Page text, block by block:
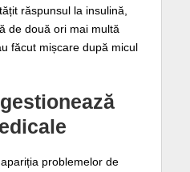
răspunsul la insulină,
de două ori mai multă
făcut mișcare după micul
problemelor de